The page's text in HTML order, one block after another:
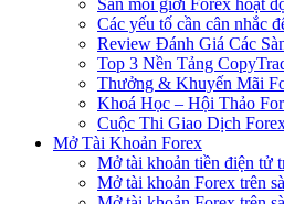
Sàn môi giới Forex hoạt
Các yếu tố cần cân nhắc
Review Đánh Giá Các
Top 3 Nền Tảng
Thưởng & Khuyến Mãi
Khoá Học – Hội Thảo
Cuộc Thi Giao Dịch
Mở Tài Khoản Forex
Mở tài khoản tiền điện tử
Mở tài khoản Forex trên